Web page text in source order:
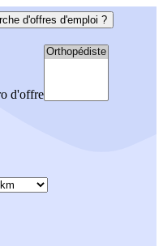
d'offres d'emploi ?
d'offre